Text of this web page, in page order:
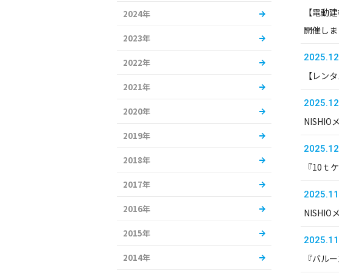
【電動
開催し
【レン
NISHIO
『10ｔ
NISHIO
『バル
2024年
2023年
2022年
2021年
2020年
2019年
2018年
2017年
2016年
2015年
2014年